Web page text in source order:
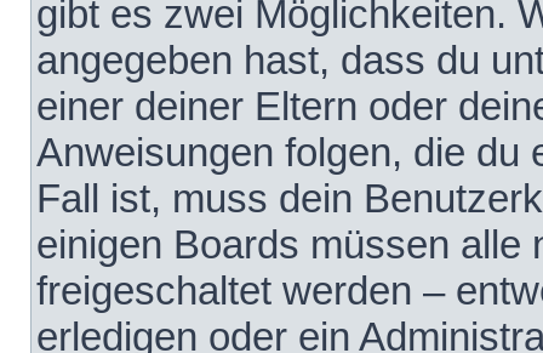
gibt es zwei Möglichkeiten.
angegeben hast, dass du
einer deiner Eltern oder
Anweisungen folgen, die du
Fall ist, muss dein
einigen Boards müssen alle
freigeschaltet werden –
erledigen oder ein